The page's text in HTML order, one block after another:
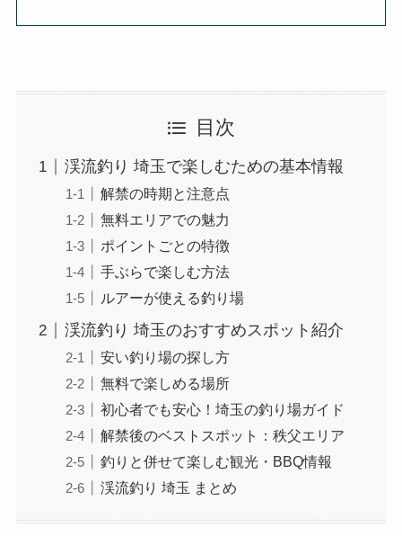
目次
渓流釣り 埼玉で楽しむための基本情報
解禁の時期と注意点
無料エリアでの魅力
ポイントごとの特徴
手ぶらで楽しむ方法
ルアーが使える釣り場
渓流釣り 埼玉のおすすめスポット紹介
安い釣り場の探し方
無料で楽しめる場所
初心者でも安心！埼玉の釣り場ガイド
解禁後のベストスポット：秩父エリア
釣りと併せて楽しむ観光・BBQ情報
渓流釣り 埼玉 まとめ